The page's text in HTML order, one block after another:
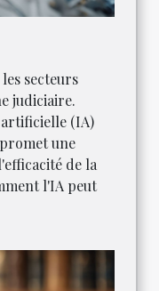
secteurs
judiciaire.
(IA)
une
de la
l'IA peut